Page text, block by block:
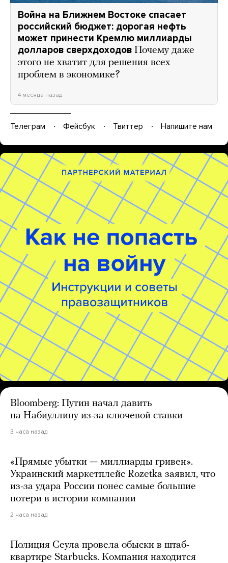
Война на Ближнем Востоке спасает
российский бюджет: дорогая нефть
может принести Кремлю миллиарды
долларов сверхдоходов Почему даже
этого не хватит для решения всех
проблем в экономике?
4 месяца назад
Телеграм Фейсбук Твиттер Напишите нам
Bloomberg: Путин начал давить
на Набиуллину из-за ключевой ставки
3 часа назад
«Прямые убытки — миллиарды гривен».
Украинский маркетплейс Rozetka заявил, что
из-за удара России понес самые большие
потери в истории компании
2 часа назад
Полиция Сеула провела обыски в штаб-
квартире Starbucks. Компания находится